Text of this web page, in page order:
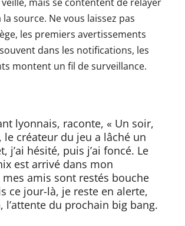
source. Ne vous laissez pas
les premiers avertissements
dans les notifications, les
montent un fil de surveillance.
lyonnais, raconte, « Un soir,
le créateur du jeu a lâché un
j’ai hésité, puis j’ai foncé. Le
est arrivé dans mon
amis sont restés bouche
ce jour-là, je reste en alerte,
l’attente du prochain big bang.